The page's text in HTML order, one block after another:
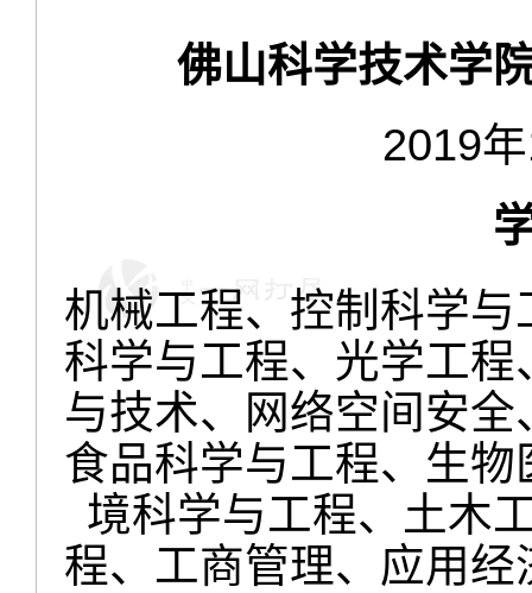
佛山科学技术学
2019
机械工程、控制科学
科学与工程、光学工
与技术、网络空间安
食品科学与工程、生
境科学与工程、土木
程、工商管理、应用